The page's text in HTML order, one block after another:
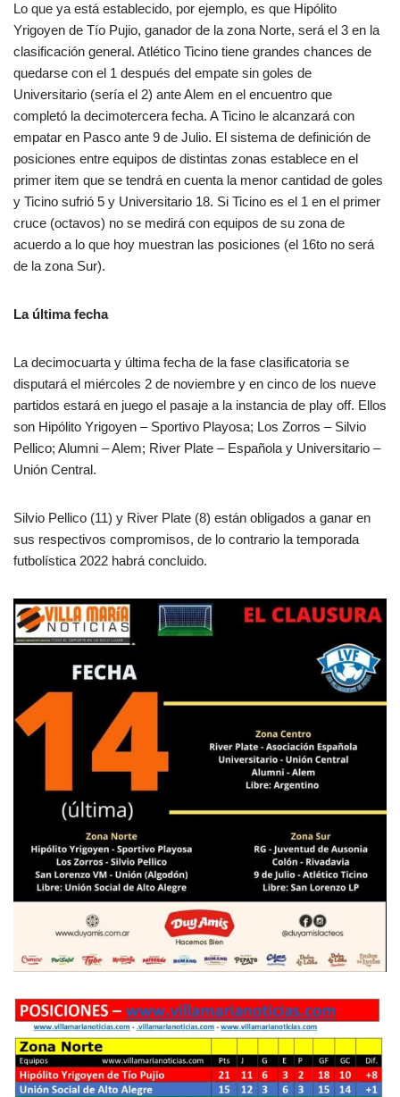
Lo que ya está establecido, por ejemplo, es que Hipólito
Yrigoyen de Tío Pujio, ganador de la zona Norte, será el 3 en la
clasificación general. Atlético Ticino tiene grandes chances de
quedarse con el 1 después del empate sin goles de
Universitario (sería el 2) ante Alem en el encuentro que
completó la decimotercera fecha. A Ticino le alcanzará con
empatar en Pasco ante 9 de Julio. El sistema de definición de
posiciones entre equipos de distintas zonas establece en el
primer item que se tendrá en cuenta la menor cantidad de goles
y Ticino sufrió 5 y Universitario 18. Si Ticino es el 1 en el primer
cruce (octavos) no se medirá con equipos de su zona de
acuerdo a lo que hoy muestran las posiciones (el 16to no será
de la zona Sur).
La última fecha
La decimocuarta y última fecha de la fase clasificatoria se
disputará el miércoles 2 de noviembre y en cinco de los nueve
partidos estará en juego el pasaje a la instancia de play off. Ellos
son Hipólito Yrigoyen – Sportivo Playosa; Los Zorros – Silvio
Pellico; Alumni – Alem; River Plate – Española y Universitario –
Unión Central.
Silvio Pellico (11) y River Plate (8) están obligados a ganar en
sus respectivos compromisos, de lo contrario la temporada
futbolística 2022 habrá concluido.